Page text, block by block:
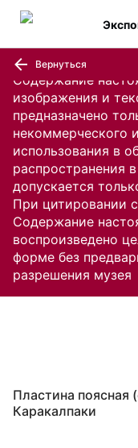
Содержание
изображения и
предназначено
некоммерческого
использования в
распространения
допускается
При цитировании
Содержание
воспроизведено
форме без
разрешения музея
Вернуться
Пластина поясная
Каракалпаки